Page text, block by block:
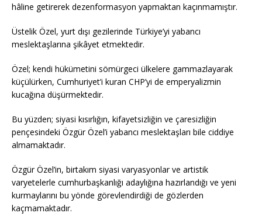
hâline getirerek dezenformasyon yapmaktan kaçınmamıştır.
Üstelik Özel, yurt dışı gezilerinde Türkiye’yi yabancı
meslektaşlarına şikâyet etmektedir.
Özel; kendi hükümetini sömürgeci ülkelere gammazlayarak
küçülürken, Cumhuriyet’i kuran CHP’yi de emperyalizmin
kucağına düşürmektedir.
Bu yüzden; siyasi kısırlığın, kifayetsizliğin ve çaresizliğin
pençesindeki Özgür Özel’i yabancı meslektaşları bile ciddiye
almamaktadır.
Özgür Özel’in, birtakım siyasi varyasyonlar ve artistik
varyetelerle cumhurbaşkanlığı adaylığına hazırlandığı ve yeni
kurmaylarını bu yönde görevlendirdiği de gözlerden
kaçmamaktadır.